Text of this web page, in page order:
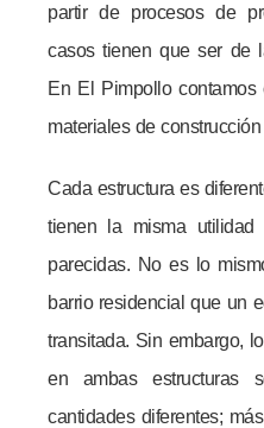
partir de procesos de
casos tienen que ser de
En El Pimpollo
materiales de
Cada estructura es
tienen la misma
parecidas. No es lo
barrio residencial que un
transitada. Sin embargo,
en ambas estructuras
cantidades diferentes;